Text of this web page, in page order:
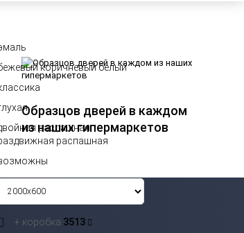
коричневый белый
распашная
распашная
+ коробка 3513
Образцов дверей в каждом
из наших гипермаркетов